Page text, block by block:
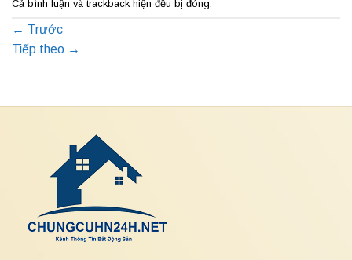
Cả bình luận và trackback hiện đều bị đóng.
← Trước
Tiếp theo →